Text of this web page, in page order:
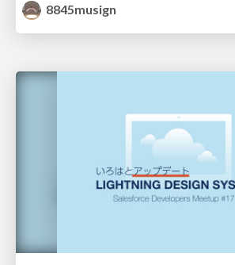
8845musign